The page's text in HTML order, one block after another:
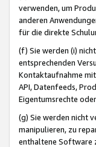
verwenden, um
anderen
für die direkte
(f) Sie werden (i)
entsprechenden
Kontaktaufnahme
API, Datenfeeds,
Eigentumsrechte
(g) Sie werden nicht
manipulieren, zu
enthaltene Software